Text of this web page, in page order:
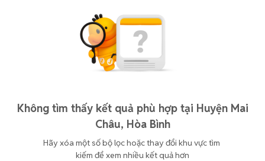
Không tìm thấy kết quả phù hợp tại Huyện Mai
Châu, Hòa Bình
Hãy xóa một số bộ lọc hoặc thay đổi khu vực tìm
kiếm để xem nhiều kết quả hơn